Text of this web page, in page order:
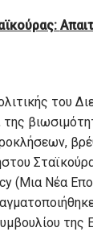
του
της
(Μια Νέα